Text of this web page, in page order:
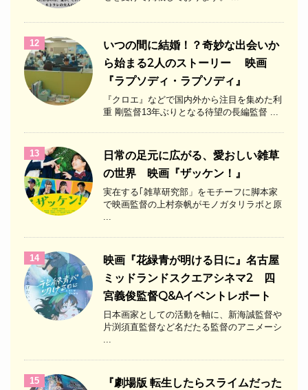
12
いつの間に結婚！？奇妙な出会いか
ら始まる2人のストーリー 映画
『ラプソディ・ラプソディ』
『クロエ』などで国内外から注目を集めた利
重 剛監督13年ぶりとなる待望の長編監督 ...
13
日常の足元に広がる、愛おしい雑草
の世界 映画『ザッケン！』
実在する｢雑草研究部」をモチーフに脚本家
で映画監督の上村奈帆がモノガタリラボと原
14
映画『花緑青が明ける日に』名古屋
ミッドランドスクエアシネマ2 四
宮義俊監督Q&Aイベントレポート
日本画家としての活動を軸に、新海誠監督や
片渕須直監督など名だたる監督のアニメーシ
15
『劇場版 転生したらスライムだった